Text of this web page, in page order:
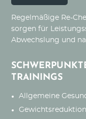
Regelmäßige Re-
sorgen für
Abwechslung und
TRAININGS
Allgemeine
Gewichtsreduktion